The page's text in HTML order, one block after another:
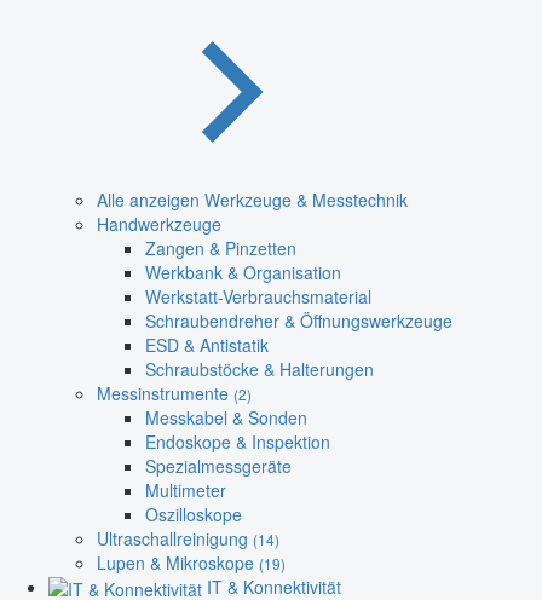
Alle anzeigen Werkzeuge & Messtechnik
Handwerkzeuge
Zangen & Pinzetten
Werkbank & Organisation
Werkstatt-Verbrauchsmaterial
Schraubendreher & Öffnungswerkzeuge
ESD & Antistatik
Schraubstöcke & Halterungen
Messinstrumente (2)
Messkabel & Sonden
Endoskope & Inspektion
Spezialmessgeräte
Multimeter
Oszilloskope
Ultraschallreinigung (14)
Lupen & Mikroskope (19)
IT & Konnektivität